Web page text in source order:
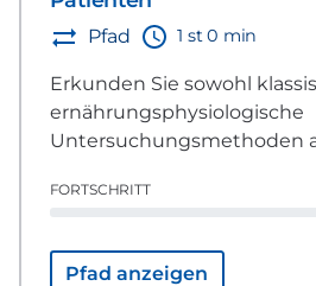
Pfad 1 st 0 min
Erkunden Sie sowohl
ernährungsphysiologische
Untersuchungsmethoden
dermatologische
FORTSCHRITT
Pfad anzeigen